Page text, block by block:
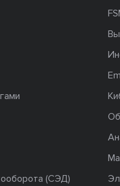
(СЭД)